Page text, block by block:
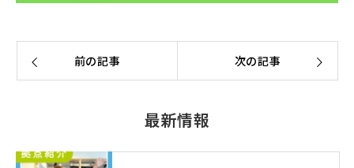
前の記事 次の記事
最新情報